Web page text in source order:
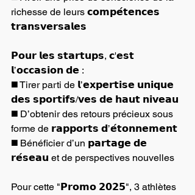
richesse de leurs 𝗰𝗼𝗺𝗽𝗲́𝘁𝗲𝗻𝗰𝗲𝘀
𝘁𝗿𝗮𝗻𝘀𝘃𝗲𝗿𝘀𝗮𝗹𝗲𝘀
𝗣𝗼𝘂𝗿 𝗹𝗲𝘀 𝘀𝘁𝗮𝗿𝘁𝘂𝗽𝘀, 𝗰'𝗲𝘀𝘁
𝗹’𝗼𝗰𝗰𝗮𝘀𝗶𝗼𝗻 𝗱𝗲 :
◼️ Tirer parti de 𝗹’𝗲𝘅𝗽𝗲𝗿𝘁𝗶𝘀𝗲 𝘂𝗻𝗶𝗾𝘂𝗲
𝗱𝗲𝘀 𝘀𝗽𝗼𝗿𝘁𝗶𝗳𝘀/𝘃𝗲𝘀 𝗱𝗲 𝗵𝗮𝘂𝘁 𝗻𝗶𝘃𝗲𝗮𝘂
◼️ D’obtenir des retours précieux sous
forme de 𝗿𝗮𝗽𝗽𝗼𝗿𝘁𝘀 𝗱’𝗲́𝘁𝗼𝗻𝗻𝗲𝗺𝗲𝗻𝘁
◼️ Bénéficier d’un 𝗽𝗮𝗿𝘁𝗮𝗴𝗲 𝗱𝗲
𝗿𝗲́𝘀𝗲𝗮𝘂 et de perspectives nouvelles
Pour cette "𝗣𝗿𝗼𝗺𝗼 𝟮𝟬𝟮𝟱", 3 athlètes